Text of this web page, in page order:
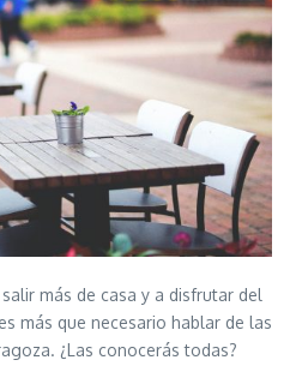
más de casa y a disfrutar del
más que necesario hablar de las
¿Las conocerás todas?